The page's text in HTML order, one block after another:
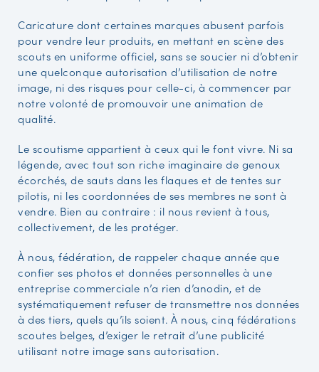
Caricature dont certaines marques abusent parfois
pour vendre leur produits, en mettant en scène des
scouts en uniforme officiel, sans se soucier ni d’obtenir
une quelconque autorisation d’utilisation de notre
image, ni des risques pour celle-ci, à commencer par
notre volonté de promouvoir une animation de
qualité.
Le scoutisme appartient à ceux qui le font vivre. Ni sa
légende, avec tout son riche imaginaire de genoux
écorchés, de sauts dans les flaques et de tentes sur
pilotis, ni les coordonnées de ses membres ne sont à
vendre. Bien au contraire : il nous revient à tous,
collectivement, de les protéger.
À nous, fédération, de rappeler chaque année que
confier ses photos et données personnelles à une
entreprise commerciale n’a rien d’anodin, et de
systématiquement refuser de transmettre nos données
à des tiers, quels qu’ils soient. À nous, cinq fédérations
scoutes belges, d’exiger le retrait d’une publicité
utilisant notre image sans autorisation.